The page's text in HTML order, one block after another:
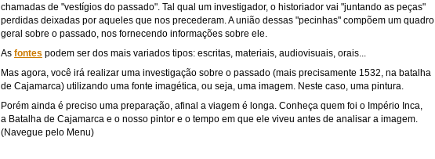
chamadas de "vestígios do passado". Tal qual um investigador, o historiador vai "juntando as peças"
perdidas deixadas por aqueles que nos precederam. A união dessas "pecinhas" compõem um quadro
geral sobre o passado, nos fornecendo informações sobre ele.
As fontes podem ser dos mais variados tipos: escritas, materiais, audiovisuais, orais...
Mas agora, você irá realizar uma investigação sobre o passado (mais precisamente 1532, na batalha
de Cajamarca) utilizando uma fonte imagética, ou seja, uma imagem. Neste caso, uma pintura.
Porém ainda é preciso uma preparação, afinal a viagem é longa. Conheça quem foi o Império Inca,
a Batalha de Cajamarca e o nosso pintor e o tempo em que ele viveu antes de analisar a imagem.
(Navegue pelo Menu)